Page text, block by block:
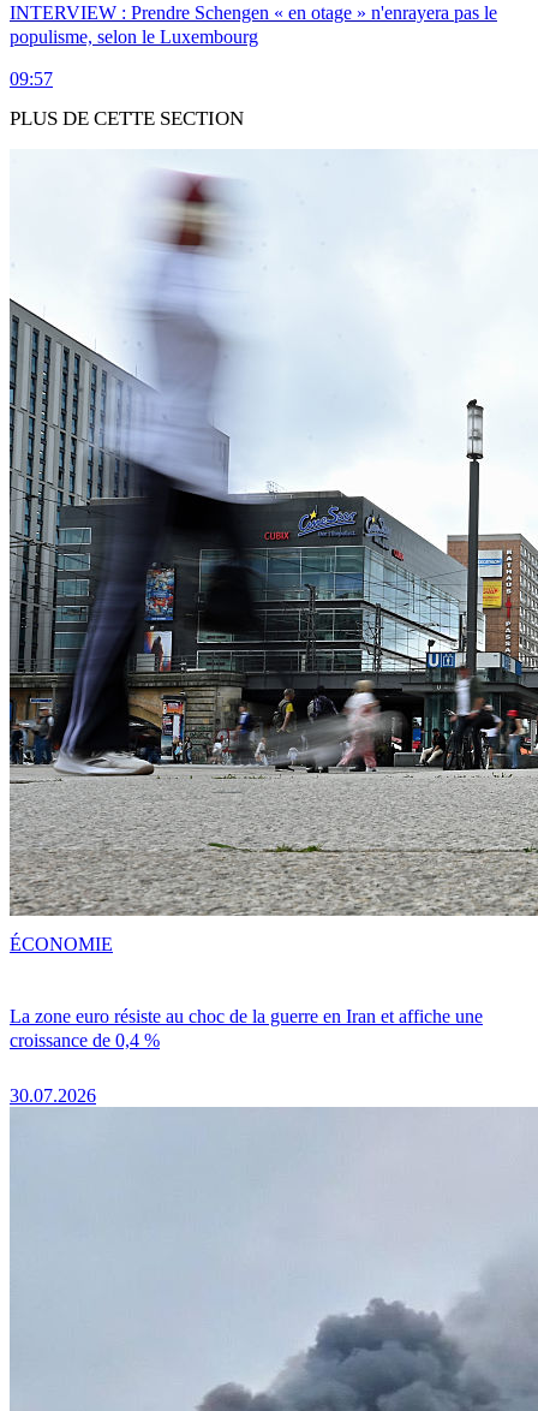
INTERVIEW : Prendre Schengen « en otage » n'enrayera pas le
populisme, selon le Luxembourg
09:57
PLUS DE CETTE SECTION
La zone euro résiste au choc de la guerre en Iran et affiche une
croissance de 0,4 %
30.07.2026
ÉCONOMIE